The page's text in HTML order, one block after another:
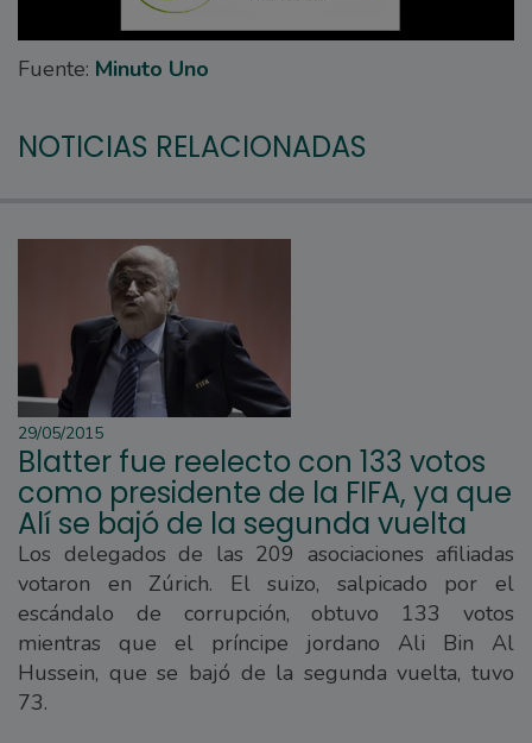
Fuente: Minuto Uno
NOTICIAS RELACIONADAS
29/05/2015
Blatter fue reelecto con 133 votos
como presidente de la FIFA, ya que
Alí se bajó de la segunda vuelta
Los delegados de las 209 asociaciones afiliadas
votaron en Zúrich. El suizo, salpicado por el
escándalo de corrupción, obtuvo 133 votos
mientras que el príncipe jordano Ali Bin Al
Hussein, que se bajó de la segunda vuelta, tuvo
73.